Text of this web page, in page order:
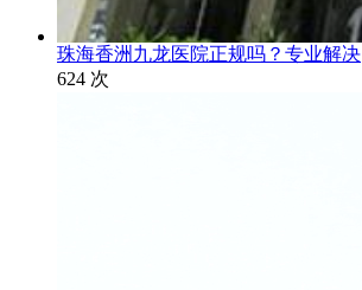
珠海香洲九龙医院正规吗？专业解决
624 次